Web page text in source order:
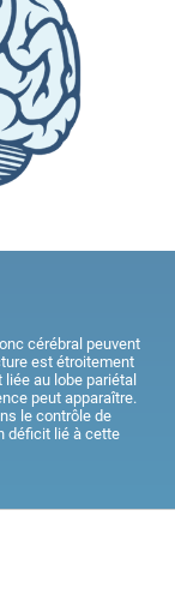
cérébral peuvent
est étroitement
au lobe pariétal
peut apparaître.
le contrôle de
déficit lié à cette